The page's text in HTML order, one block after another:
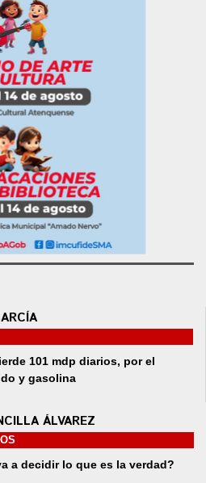
101 mdp diarios, por el
y gasolina
ÁLVAREZ
a decidir lo que es la verdad?